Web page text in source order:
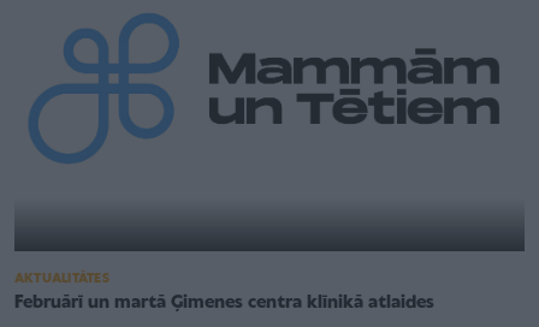
AKTUALITĀTES
Februārī un martā Ģimenes centra klīnikā atlaides